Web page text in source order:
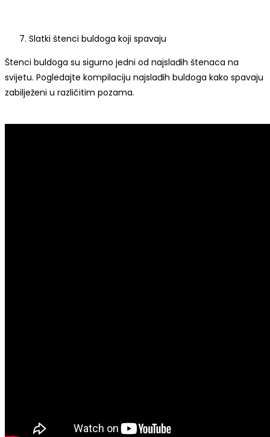
Slatki štenci buldoga koji spavaju
Štenci buldoga su sigurno jedni od najslađih štenaca na
svijetu. Pogledajte kompilaciju najslađih buldoga kako spavaju
zabilježeni u različitim pozama.